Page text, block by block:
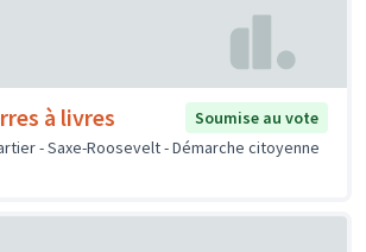
à livres
Soumise au vote
- Saxe-Roosevelt - Démarche citoyenne